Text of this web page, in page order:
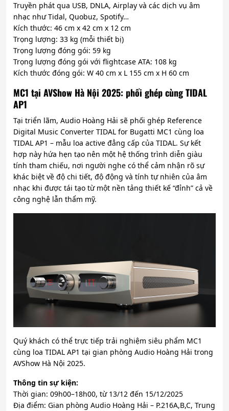
Truyền phát qua USB, DNLA, Airplay và các dịch vụ âm
nhạc như Tidal, Quobuz, Spotify…
Kích thước: 46 cm x 42 cm x 12 cm
Trọng lượng: 33 kg (mỗi thiết bị)
Trọng lượng đóng gói: 59 kg
Trọng lượng đóng gói với flightcase ATA: 108 kg
Kích thước đóng gói: W 40 cm x L 155 cm x H 60 cm
MC1 tại AVShow Hà Nội 2025: phối ghép cùng TIDAL
AP1
Tại triển lãm, Audio Hoàng Hải sẽ phối ghép Reference
Digital Music Converter TIDAL for Bugatti MC1 cùng loa
TIDAL AP1 – mẫu loa active đẳng cấp của TIDAL. Sự kết
hợp này hứa hẹn tạo nên một hệ thống trình diễn giàu
tính tham chiếu, nơi người nghe có thể cảm nhận rõ sự
khác biệt về độ chi tiết, độ động và tính tự nhiên của âm
nhạc khi được tái tạo từ một nền tảng thiết kế “đỉnh” cả về
công nghệ lẫn thẩm mỹ.
Quý khách có thể trực tiếp trải nghiệm siêu phẩm MC1
cùng loa TIDAL AP1 tại gian phòng Audio Hoàng Hải trong
AVShow Hà Nội 2025.
Thông tin sự kiện:
Thời gian: 09h00–18h00, từ 13/12 đến 15/12/2025
Địa điểm: Gian phòng Audio Hoàng Hải – P.216A,B,C, Trung